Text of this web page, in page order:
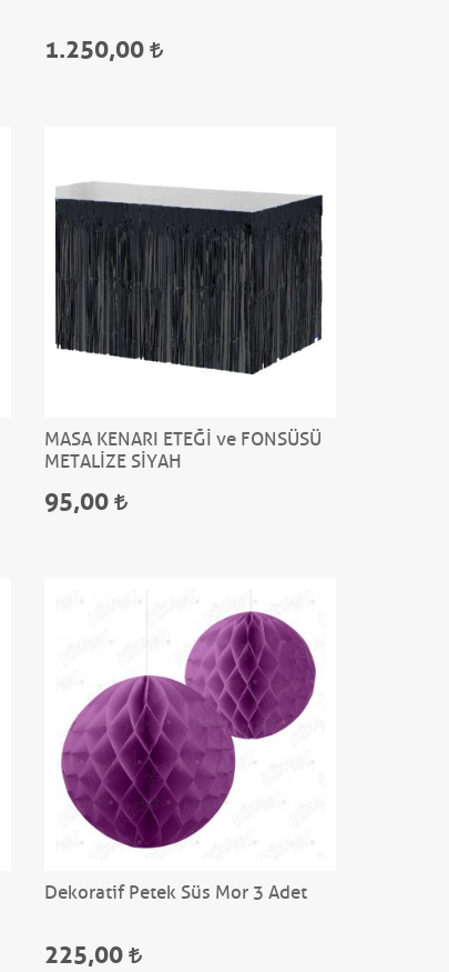
1.250,00
MASA KENARI ETEĞİ ve FONSÜSÜ
METALİZE SİYAH
95,00
Dekoratif Petek Süs Mor 3 Adet
225,00